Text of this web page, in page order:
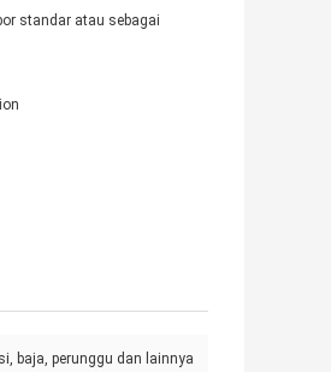
standar atau sebagai
baja, perunggu dan lainnya